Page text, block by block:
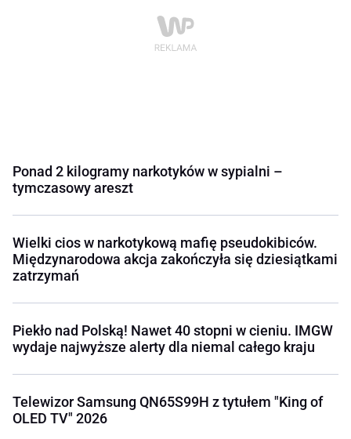
Ponad 2 kilogramy narkotyków w sypialni –
tymczasowy areszt
Wielki cios w narkotykową mafię pseudokibiców.
Międzynarodowa akcja zakończyła się dziesiątkami
zatrzymań
Piekło nad Polską! Nawet 40 stopni w cieniu. IMGW
wydaje najwyższe alerty dla niemal całego kraju
Telewizor Samsung QN65S99H z tytułem "King of
OLED TV" 2026